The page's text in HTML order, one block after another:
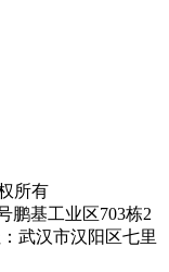
所有
鹏基工业区703栋2
武汉市汉阳区七里